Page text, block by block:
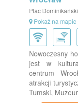
Plac
Pokaż na mapie
Nowoczesny
jest w
centrum
atrakcji
Tumski,